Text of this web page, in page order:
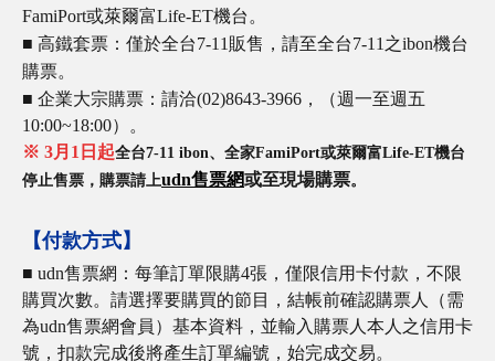
FamiPort或萊爾富Life-ET機台。
■ 高鐵套票 ： 僅於全台7-11販售，請至全台7-11之ibon機台
購票。
■ 企業大宗購票：請洽(02)8643-3966，（週一至週五
10:00~18:00）。
※ 3月1日起全台7-11 ibon、全家FamiPort或萊爾富Life-ET機台
停止售票，購票請上udn售票網或至現場購票。
【付款方式】
■ udn售票網：每筆訂單限購4張，僅限信用卡付款，不限
購買次數。請選擇要購買的節目，結帳前確認購票人（需
為udn售票網會員）基本資料，並輸入購票人本人之信用卡
號，扣款完成後將產生訂單編號，始完成交易。